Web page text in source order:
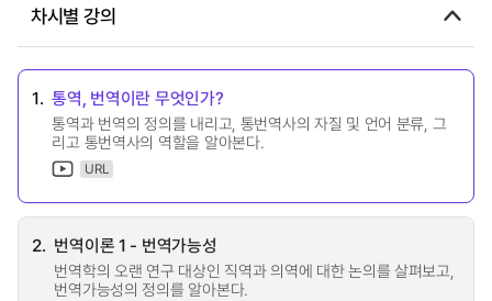
차시별 강의
1. 통역, 번역이란 무엇인가?
통역과 번역의 정의를 내리고, 통번역사의 자질 및 언어 분류, 그
리고 통번역사의 역할을 알아본다.
URL
2. 번역이론 1 - 번역가능성
번역학의 오랜 연구 대상인 직역과 의역에 대한 논의를 살펴보고,
번역가능성의 정의를 알아본다.